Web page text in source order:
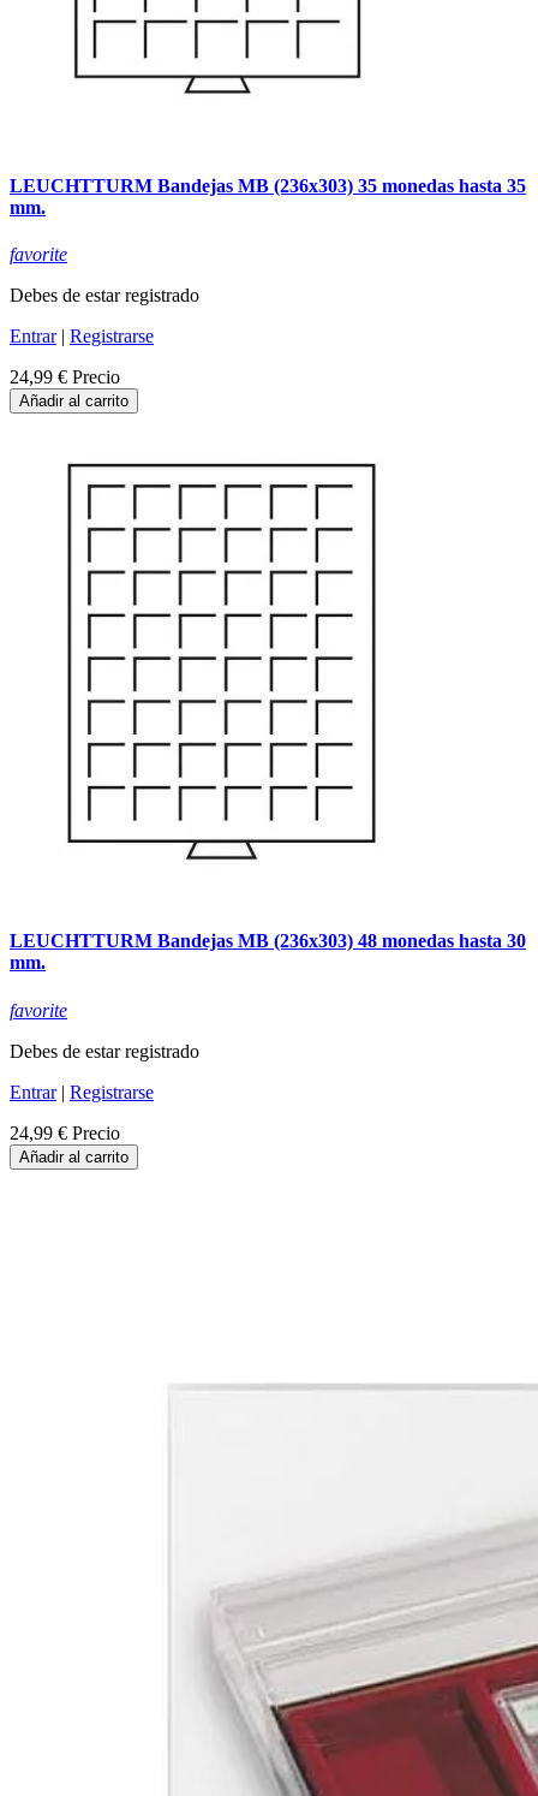
LEUCHTTURM Bandejas MB (236x303) 35 monedas hasta 35
mm.
favorite
Debes de estar registrado
Entrar| Registrarse
24,99 € Precio
Añadir al carrito
LEUCHTTURM Bandejas MB (236x303) 48 monedas hasta 30
mm.
favorite
Debes de estar registrado
Entrar| Registrarse
24,99 € Precio
Añadir al carrito